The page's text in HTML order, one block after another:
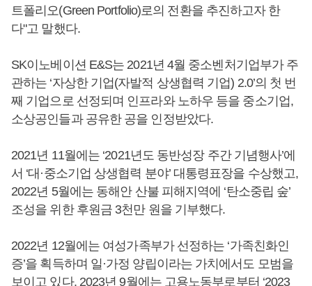
트폴리오(Green Portfolio)로의 전환을 추진하고자 한
다"고 말했다.
SK이노베이션 E&S는 2021년 4월 중소벤처기업부가 주
관하는 ‘자상한 기업(자발적 상생협력 기업) 2.0’의 첫 번
째 기업으로 선정되며 인프라와 노하우 등을 중소기업,
소상공인들과 공유한 공을 인정받았다.
2021년 11월에는 ‘2021년도 동반성장 주간 기념행사’에
서 ‘대·중소기업 상생협력 분야’ 대통령표장을 수상했고,
2022년 5월에는 동해안 산불 피해지역에 ‘탄소중립 숲’
조성을 위한 후원금 3천만 원을 기부했다.
2022년 12월에는 여성가족부가 선정하는 ‘가족친화인
증’을 획득하며 일·가정 양립이라는 가치에서도 모범을
보이고 있다. 2023년 9월에는 고용노동부로부터 ‘2023